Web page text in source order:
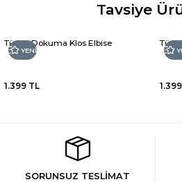
Tavsiye
YENİ
Türen Dokuma Klos Elbise
1.399 TL
SORUNSUZ TESLİMAT